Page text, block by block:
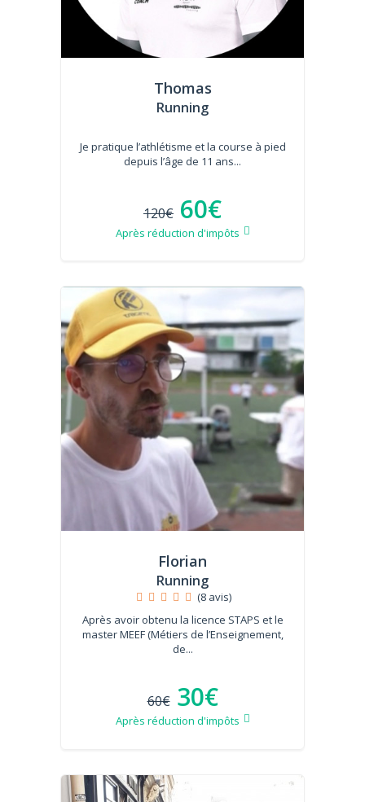
Thomas
Running
Je pratique l’athlétisme et la course à pied
depuis l’âge de 11 ans...
120€ 60€
Après réduction d'impôts
Florian
Running
(8 avis)
Après avoir obtenu la licence STAPS et le
master MEEF (Métiers de l’Enseignement,
de...
60€ 30€
Après réduction d'impôts